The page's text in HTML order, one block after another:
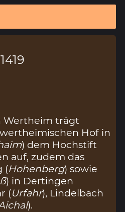
1419
Wertheim trägt
Hof in
) dem Hochstift
auf, zudem das
(Hohenberg) sowie
) in Dertingen
(Urfahr), Lindelbach
).